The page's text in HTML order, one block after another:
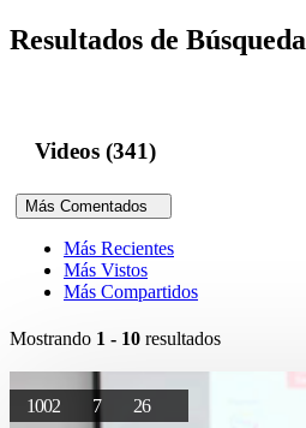
Resultados de Búsqueda
Videos (341)
Más Comentados
Más Recientes
Más Vistos
Más Compartidos
Mostrando 1 - 10 resultados
1002 7 26